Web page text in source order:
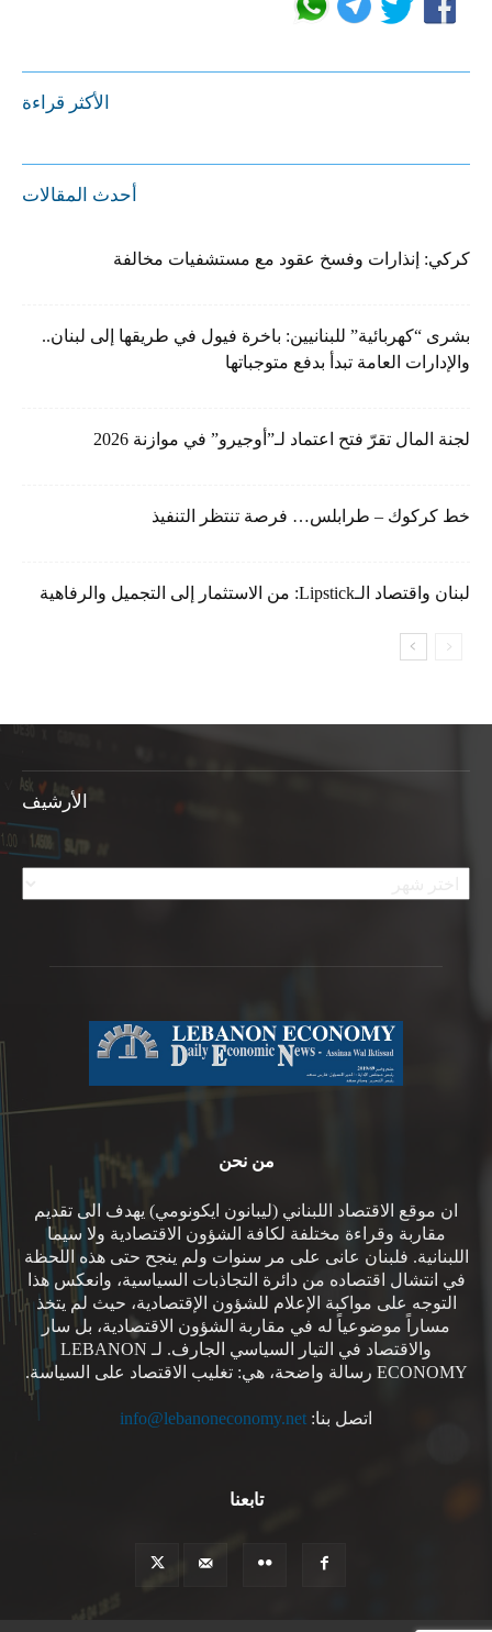
الأكثر قراءة
أحدث المقالات
كركي: إنذارات وفسخ عقود مع مستشفيات مخالفة
بشرى “كهربائية” للبنانيين: باخرة فيول في طريقها إلى لبنان..
والإدارات العامة تبدأ بدفع متوجباتها
لجنة المال تقرّ فتح اعتماد لـ”أوجيرو” في موازنة 2026
خط كركوك – طرابلس… فرصة تنتظر التنفيذ
لبنان واقتصاد الـLipstick: من الاستثمار إلى التجميل والرفاهية
الأرشيف
الأرشيف
من نحن
ان موقع الاقتصاد اللبناني (ليبانون ايكونومي) يهدف الى تقديم
مقاربة وقراءة مختلفة لكافة الشؤون الاقتصادية ولا سيما
اللبنانية. فلبنان عانى على مر سنوات ولم ينجح حتى هذه اللحظة
في انتشال اقتصاده من دائرة التجاذبات السياسية، وانعكس هذا
التوجه على مواكبة الإعلام للشؤون الإقتصادية، حيث لم يتخذ
مساراً موضوعياً له في مقاربة الشؤون الاقتصادية، بل سار
والاقتصاد في التيار السياسي الجارف. لـ LEBANON
ECONOMY رسالة واضحة، هي: تغليب الاقتصاد على السياسة.
اتصل بنا: info@lebanoneconomy.net
تابعنا